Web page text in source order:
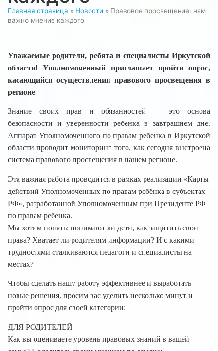
Главная страница » Новости » Правовое просвещение: нам
важно мнение каждого
Уважаемые родители, ребята и специалисты Иркутской
области! Уполномоченный приглашает пройти опрос,
касающийся осуществления правового просвещения в
регионе.
Знание своих прав и обязанностей — это основа
безопасности и уверенности ребенка в завтрашнем дне.
Аппарат Уполномоченного по правам ребенка в Иркутской
области проводит мониторинг того, как сегодня выстроена
система правового просвещения в нашем регионе.
Эта важная работа проводится в рамках реализации «Карты
действий Уполномоченных по правам ребёнка в субъектах
РФ», разработанной Уполномоченным при Президенте РФ
по правам ребенка.
Мы хотим понять: понимают ли дети, как защитить свои
права? Хватает ли родителям информации? И с какими
трудностями сталкиваются педагоги и специалисты на
местах?
Чтобы сделать нашу работу эффективнее и выработать
новые решения, просим вас уделить несколько минут и
пройти опрос для своей категории:
ДЛЯ РОДИТЕЛЕЙ
Как вы оцениваете уровень правовых знаний в вашей